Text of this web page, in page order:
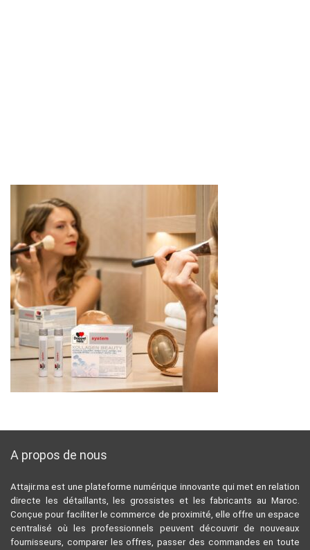
A propos de nous
Attajir.ma est une plateforme numérique innovante qui met en relation
directe les détaillants, les grossistes et les fabricants au Maroc.
Conçue pour faciliter le commerce de proximité, elle offre un espace
centralisé où les professionnels peuvent découvrir de nouveaux
fournisseurs, comparer les offres, passer des commandes en toute